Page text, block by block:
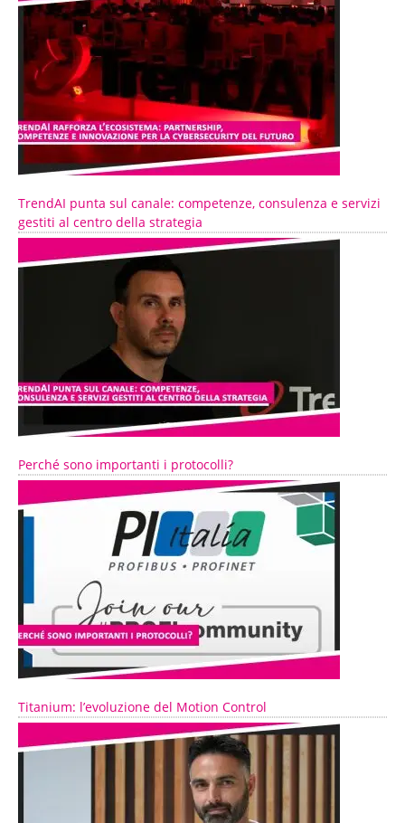
TrendAI punta sul canale: competenze, consulenza e servizi
gestiti al centro della strategia
Perché sono importanti i protocolli?
Titanium: l’evoluzione del Motion Control